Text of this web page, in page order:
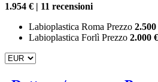
1.954 € | 11 recensioni
Labioplastica Roma Prezzo 2.500
Labioplastica Forlì Prezzo 2.000 €